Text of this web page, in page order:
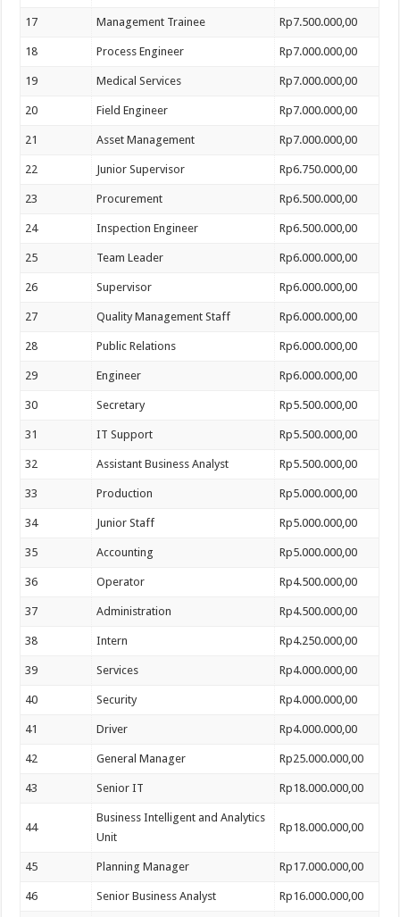
17 Management Trainee Rp7.500.000,00
18 Process Engineer Rp7.000.000,00
19 Medical Services Rp7.000.000,00
20 Field Engineer Rp7.000.000,00
21 Asset Management Rp7.000.000,00
22 Junior Supervisor Rp6.750.000,00
23 Procurement Rp6.500.000,00
24 Inspection Engineer Rp6.500.000,00
25 Team Leader Rp6.000.000,00
26 Supervisor Rp6.000.000,00
27 Quality Management Staff Rp6.000.000,00
28 Public Relations Rp6.000.000,00
29 Engineer Rp6.000.000,00
30 Secretary Rp5.500.000,00
31 IT Support Rp5.500.000,00
32 Assistant Business Analyst Rp5.500.000,00
33 Production Rp5.000.000,00
34 Junior Staff Rp5.000.000,00
35 Accounting Rp5.000.000,00
36 Operator Rp4.500.000,00
37 Administration Rp4.500.000,00
38 Intern Rp4.250.000,00
39 Services Rp4.000.000,00
40 Security Rp4.000.000,00
41 Driver Rp4.000.000,00
42 General Manager Rp25.000.000,00
43 Senior IT Rp18.000.000,00
44
Business Intelligent and Analytics
Unit
Rp18.000.000,00
45 Planning Manager Rp17.000.000,00
46 Senior Business Analyst Rp16.000.000,00